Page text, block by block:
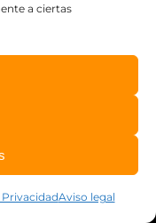
a ciertas
Aviso legal
catalogo,
asistimos y el